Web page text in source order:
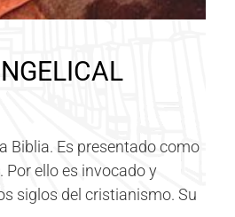
Biblia. Es presentado como
Por ello es invocado y
siglos del cristianismo. Su